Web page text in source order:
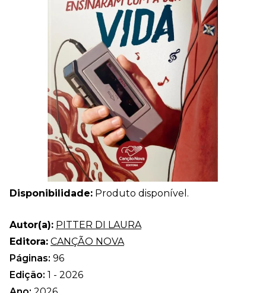
Disponibilidade: Produto disponível.
Autor(a): PITTER DI LAURA
Editora: CANÇÃO NOVA
Páginas: 96
Edição: 1 - 2026